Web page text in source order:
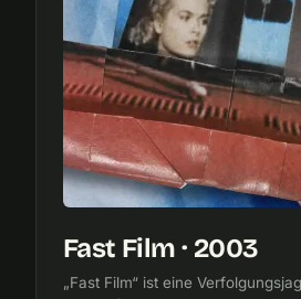
Fast Film · 2003
„Fast Film“ ist eine